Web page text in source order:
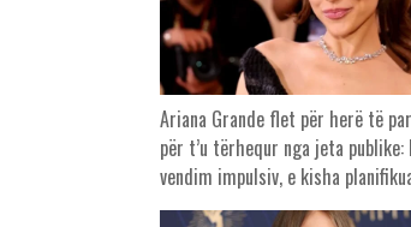
Ariana Grande flet për herë të
për t’u tërhequr nga jeta
vendim impulsiv, e kisha